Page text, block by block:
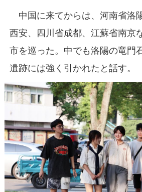
中国に来てからは、河南省洛
西安、四川省成都、江蘇省南京
市を巡った。中でも洛陽の竜門
遺跡には強く引かれたと話す。